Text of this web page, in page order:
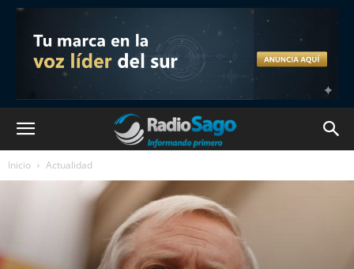
Inicio Actualidad